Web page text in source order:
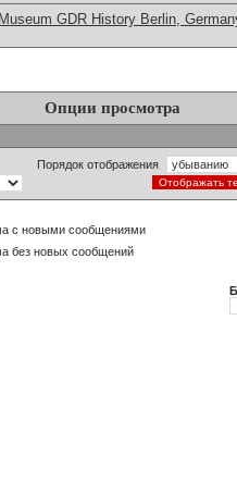
GDR History Berlin,
Опции просмотра
Порядок отображения
с новыми сообщениями
без новых сообщений